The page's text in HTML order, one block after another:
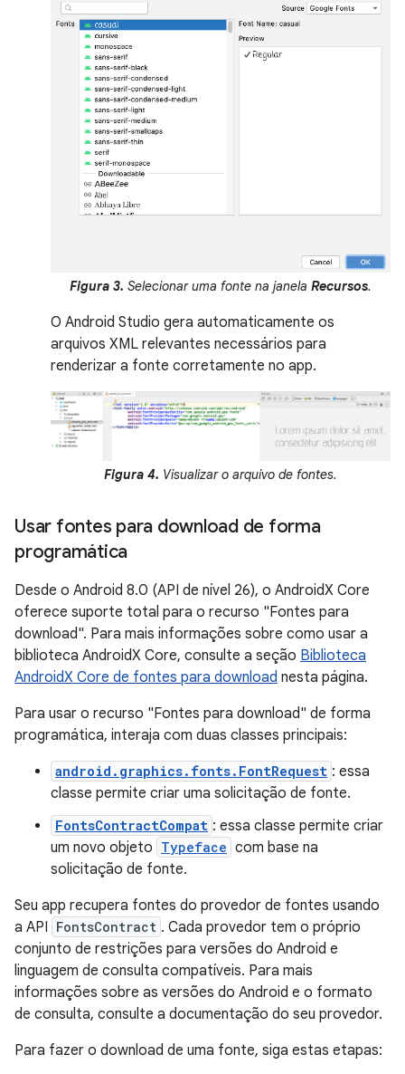
Figura 3. Selecionar uma fonte na janela Recursos.
O Android Studio gera automaticamente os
arquivos XML relevantes necessários para
renderizar a fonte corretamente no app.
Figura 4. Visualizar o arquivo de fontes.
Usar fontes para download de forma
programática
Desde o Android 8.0 (API de nível 26), o AndroidX Core
oferece suporte total para o recurso "Fontes para
download". Para mais informações sobre como usar a
biblioteca AndroidX Core, consulte a seção Biblioteca
AndroidX Core de fontes para download nesta página.
Para usar o recurso "Fontes para download" de forma
programática, interaja com duas classes principais:
android.graphics.fonts.FontRequest : essa
classe permite criar uma solicitação de fonte.
FontsContractCompat : essa classe permite criar
um novo objeto Typeface com base na
solicitação de fonte.
Seu app recupera fontes do provedor de fontes usando
a API FontsContract . Cada provedor tem o próprio
conjunto de restrições para versões do Android e
linguagem de consulta compatíveis. Para mais
informações sobre as versões do Android e o formato
de consulta, consulte a documentação do seu provedor.
Para fazer o download de uma fonte, siga estas etapas: